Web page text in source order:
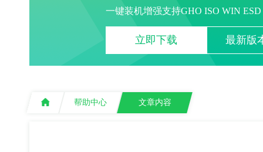
一键装机增强支持GHO ISO WIN
立即下载 最新版
帮助中心 文章内容